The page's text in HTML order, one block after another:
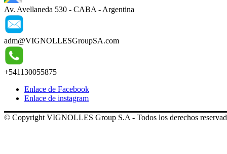
entradas
Av. Avellaneda 530 - CABA - Argentina
adm@VIGNOLLESGroupSA.com
+541130055875
Enlace de Facebook
Enlace de instagram
© Copyright VIGNOLLES Group S.A - Todos los derechos